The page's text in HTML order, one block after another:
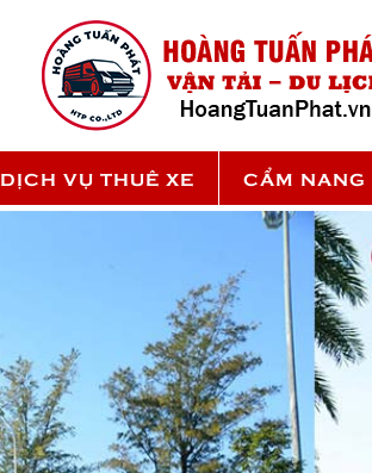
DỊCH VỤ THUÊ XE CẨM NANG